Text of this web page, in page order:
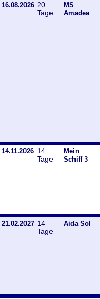
16.08.2026 20
Tage
MS
Amadea
14.11.2026 14
Tage
Mein
Schiff 3
21.02.2027 14
Tage
Aida Sol